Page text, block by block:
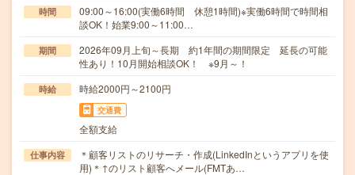
時間
09:00～16:00(実働6時間 休憩1時間)※実働6時間で時間相
談OK！始業9:00～11:00…
期間
2026年09月上旬～長期 約1年間の期間限定 延長の可能
性あり！10月開始相談OK！ ※9月～！
時給 時給2000円～2100円
交通費
全額支給
仕事内容
＊顧客リストのリサーチ・作成(LinkedInというアプリを使
用)＊↑のリスト顧客へメール(FMTあ…